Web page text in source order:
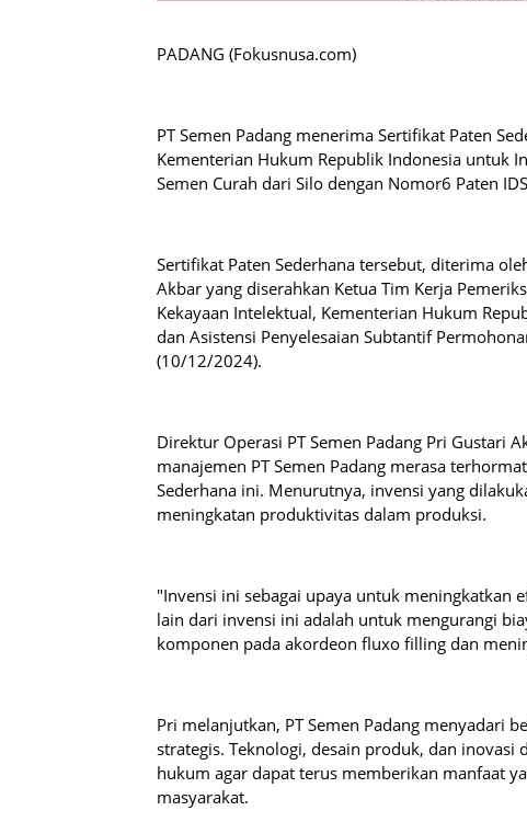
PADANG (Fokusnusa.com)
PT Semen Padang menerima Sertifikat Paten
Kementerian Hukum Republik Indonesia untuk
Semen Curah dari Silo dengan Nomor6 Paten
Sertifikat Paten Sederhana tersebut, diterima
Akbar yang diserahkan Ketua Tim Kerja
Kekayaan Intelektual, Kementerian Hukum
dan Asistensi Penyelesaian Subtantif
(10/12/2024).
Direktur Operasi PT Semen Padang Pri Gustari
manajemen PT Semen Padang merasa
Sederhana ini. Menurutnya, invensi yang
meningkatan produktivitas dalam produksi.
"Invensi ini sebagai upaya untuk meningkatkan
lain dari invensi ini adalah untuk mengurangi
komponen pada akordeon fluxo filling dan
Pri melanjutkan, PT Semen Padang menyadari
strategis. Teknologi, desain produk, dan
hukum agar dapat terus memberikan manfaat
masyarakat.